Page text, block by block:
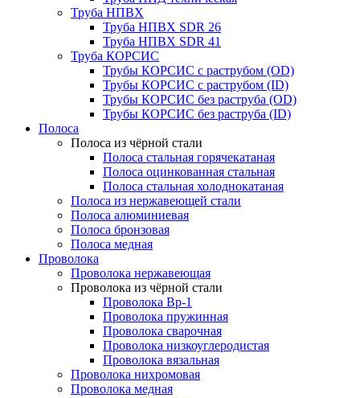
Труба НПВХ
Труба НПВХ SDR 26
Труба НПВХ SDR 41
Труба КОРСИС
Трубы КОРСИС с раструбом (OD)
Трубы КОРСИС с раструбом (ID)
Трубы КОРСИС без раструба (OD)
Трубы КОРСИС без раструба (ID)
Полоса
Полоса из чёрной стали
Полоса стальная горячекатаная
Полоса оцинкованная стальная
Полоса стальная холоднокатаная
Полоса из нержавеющей стали
Полоса алюминиевая
Полоса бронзовая
Полоса медная
Проволока
Проволока нержавеющая
Проволока из чёрной стали
Проволока Вр-1
Проволока пружинная
Проволока сварочная
Проволока низкоуглеродистая
Проволока вязальная
Проволока нихромовая
Проволока медная